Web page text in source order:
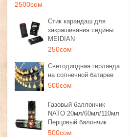
2500сом
Стик карандаш для
закрашивания седины
MEIDIAN
250сом
Светодиодная гирлянда
на солнечной батарее
500сом
Газовый баллончик
NATO 20мл/60мл/110мл
Перцовый балончик
500сом